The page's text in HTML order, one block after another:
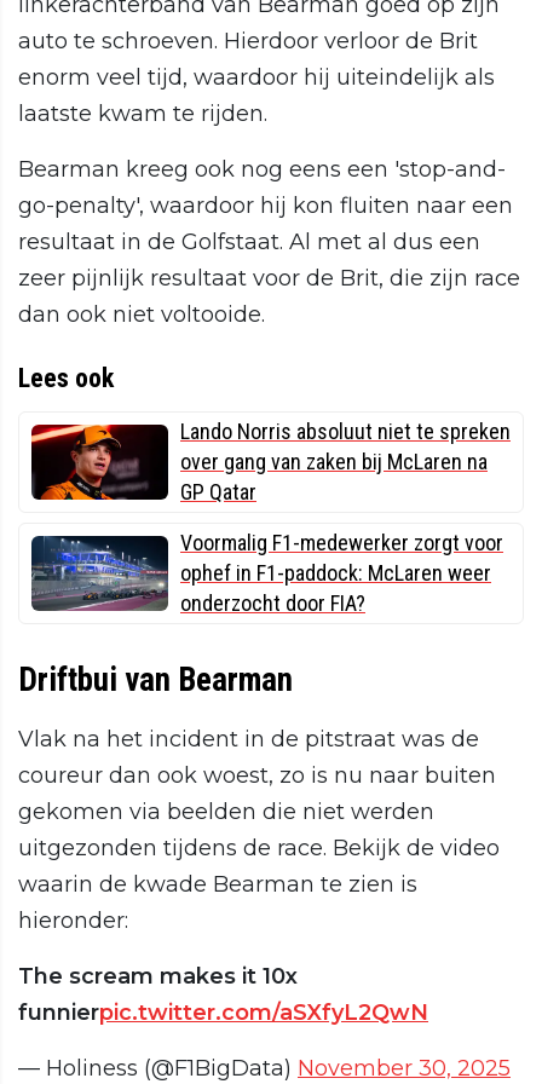
linkerachterband van Bearman goed op zijn
auto te schroeven. Hierdoor verloor de Brit
enorm veel tijd, waardoor hij uiteindelijk als
laatste kwam te rijden.
Bearman kreeg ook nog eens een 'stop-and-
go-penalty', waardoor hij kon fluiten naar een
resultaat in de Golfstaat. Al met al dus een
zeer pijnlijk resultaat voor de Brit, die zijn race
dan ook niet voltooide.
Lees ook
Lando Norris absoluut niet te spreken
over gang van zaken bij McLaren na
GP Qatar
Voormalig F1-medewerker zorgt voor
ophef in F1-paddock: McLaren weer
onderzocht door FIA?
Driftbui van Bearman
Vlak na het incident in de pitstraat was de
coureur dan ook woest, zo is nu naar buiten
gekomen via beelden die niet werden
uitgezonden tijdens de race. Bekijk de video
waarin de kwade Bearman te zien is
hieronder:
The scream makes it 10x
funnierpic.twitter.com/aSXfyL2QwN
— Holiness (@F1BigData) November 30, 2025